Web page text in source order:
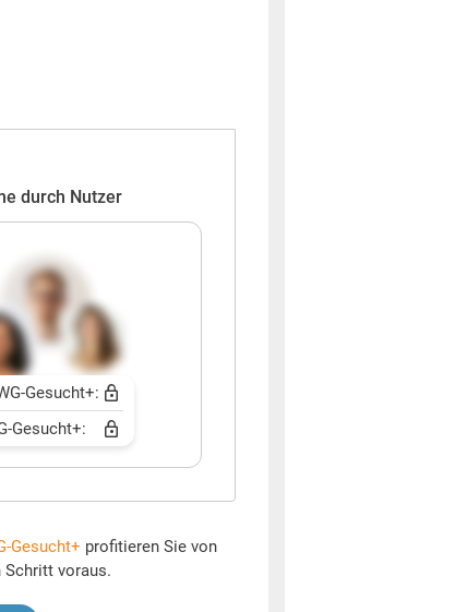
durch Nutzer
Gesucht+:
Gesucht+:
Gesucht+ profitieren Sie von
Schritt voraus.